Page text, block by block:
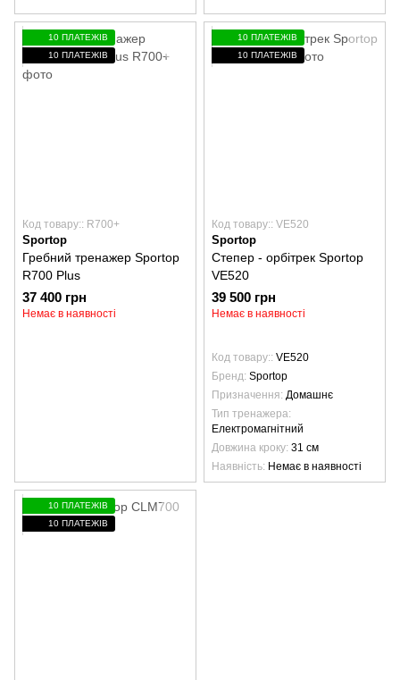
10 ПЛАТЕЖІВ
10 ПЛАТЕЖІВ
Код товару:: R700+
Sportop
Гребний тренажер Sportop
R700 Plus
37 400 грн
Немає в наявності
10 ПЛАТЕЖІВ
10 ПЛАТЕЖІВ
Код товару:: VE520
Sportop
Степер - орбітрек Sportop
VE520
39 500 грн
Немає в наявності
Код товару: VE520
Бренд Sportop
Призначення Домашнє
Тип тренажера
Електромагнітний
Довжина кроку 31 см
Наявність Немає в наявності
10 ПЛАТЕЖІВ
10 ПЛАТЕЖІВ